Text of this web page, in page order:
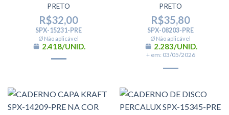
PRETO
R$32,00
SPX-15231-PRE
Ø Não aplicável
2.418/UNID.
PRETO
R$35,80
SPX-08203-PRE
Ø Não aplicável
2.283/UNID.
+ em: 03/05/2026